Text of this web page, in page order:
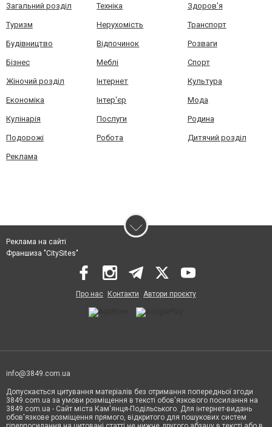
Загальний розділ Техніка Здоров'я
Туризм Нерухомість Транспорт
Будівництво Відпочинок Розваги
Бізнес Меблі Спорт
Жіночий розділ Інтернет Культура
Економіка Інтер'єр Мода
Кулінарія Послуги Родина
Подорожі Робота Дитячий розділ
Реклама
Реклама на сайті
Франшиза "CitySites"
Про нас Контакти Автори проєкту
info@3849.com.ua
Допускається цитування матеріалів без отримання попередньої згоди
3849.com.ua за умови розміщення в тексті обов'язкового посилання на
3849.com.ua - Сайт міста Кам'янця-Подільського. Для інтернет-видань
обов'язкове розміщення прямого, відкритого для пошукових систем